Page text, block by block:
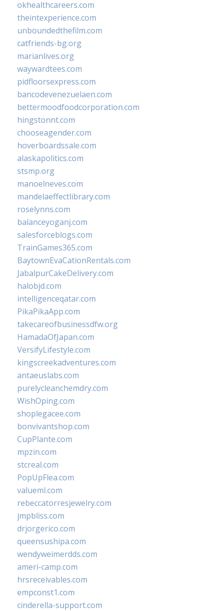
okhealthcareers.com
theintexperience.com
unboundedthefilm.com
catfriends-bg.org
marianlives.org
waywardtees.com
pidfloorsexpress.com
bancodevenezuelaen.com
bettermoodfoodcorporation.com
hingstonnt.com
chooseagender.com
hoverboardssale.com
alaskapolitics.com
stsmp.org
manoelneves.com
mandelaeffectlibrary.com
roselynns.com
balanceyoganj.com
salesforceblogs.com
TrainGames365.com
BaytownEvaCationRentals.com
JabalpurCakeDelivery.com
halobjd.com
intelligenceqatar.com
PikaPikaApp.com
takecareofbusinessdfw.org
HamadaOfJapan.com
VersifyLifestyle.com
kingscreekadventures.com
antaeuslabs.com
purelycleanchemdry.com
WishOping.com
shoplegacee.com
bonvivantshop.com
CupPlante.com
mpzin.com
stcreal.com
PopUpFlea.com
valueml.com
rebeccatorresjewelry.com
jmpbliss.com
drjorgerico.com
queensushipa.com
wendyweimerdds.com
ameri-camp.com
hrsreceivables.com
empconst1.com
cinderella-support.com